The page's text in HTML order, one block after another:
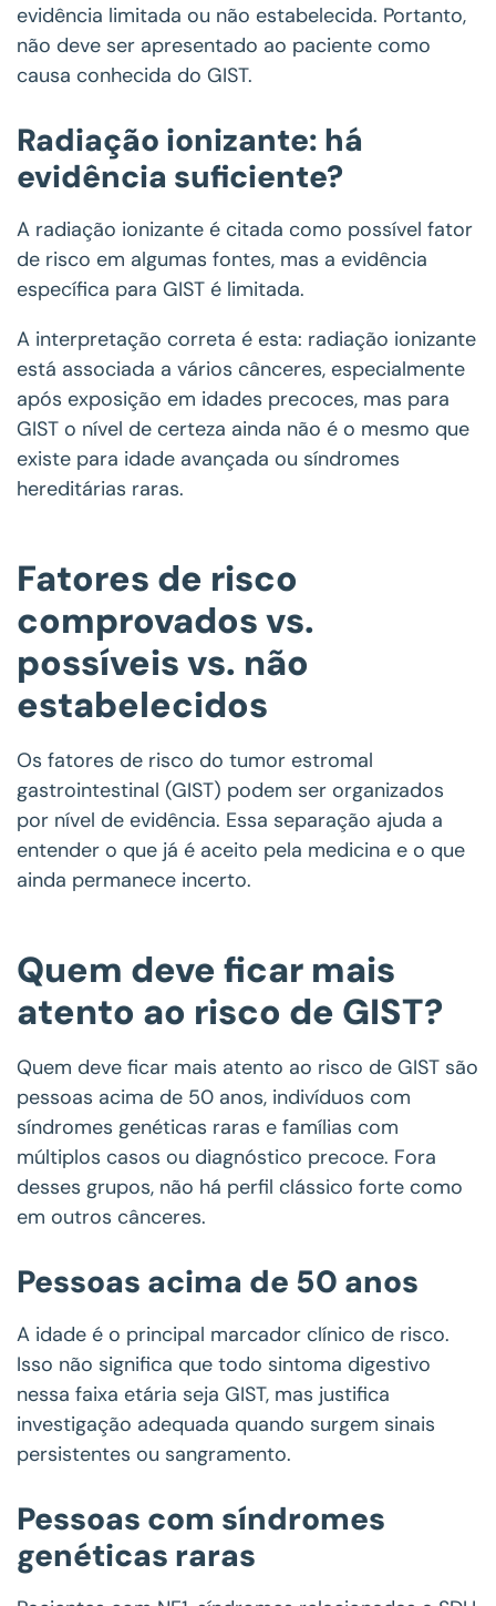
evidência limitada ou não estabelecida. Portanto,
não deve ser apresentado ao paciente como
causa conhecida do GIST.
Radiação ionizante: há
evidência suficiente?
A radiação ionizante é citada como possível fator
de risco em algumas fontes, mas a evidência
específica para GIST é limitada.
A interpretação correta é esta: radiação ionizante
está associada a vários cânceres, especialmente
após exposição em idades precoces, mas para
GIST o nível de certeza ainda não é o mesmo que
existe para idade avançada ou síndromes
hereditárias raras.
Fatores de risco
comprovados vs.
possíveis vs. não
estabelecidos
Os fatores de risco do tumor estromal
gastrointestinal (GIST) podem ser organizados
por nível de evidência. Essa separação ajuda a
entender o que já é aceito pela medicina e o que
ainda permanece incerto.
Quem deve ficar mais
atento ao risco de GIST?
Quem deve ficar mais atento ao risco de GIST são
pessoas acima de 50 anos, indivíduos com
síndromes genéticas raras e famílias com
múltiplos casos ou diagnóstico precoce. Fora
desses grupos, não há perfil clássico forte como
em outros cânceres.
Pessoas acima de 50 anos
A idade é o principal marcador clínico de risco.
Isso não significa que todo sintoma digestivo
nessa faixa etária seja GIST, mas justifica
investigação adequada quando surgem sinais
persistentes ou sangramento.
Pessoas com síndromes
genéticas raras